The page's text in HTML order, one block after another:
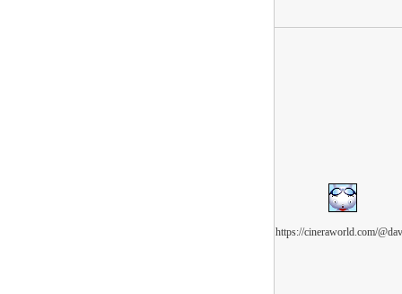
https://cineraworld.com/